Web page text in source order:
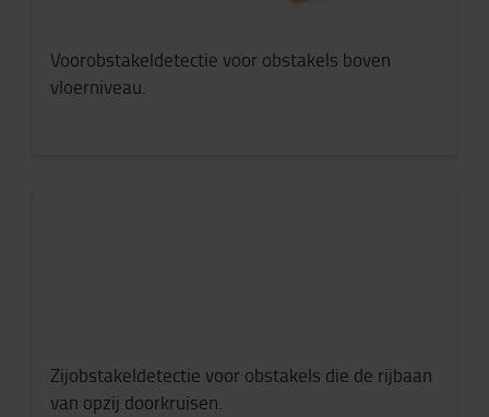
Voorobstakeldetectie voor obstakels boven
vloerniveau.
Zijobstakeldetectie voor obstakels die de rijbaan
van opzij doorkruisen.